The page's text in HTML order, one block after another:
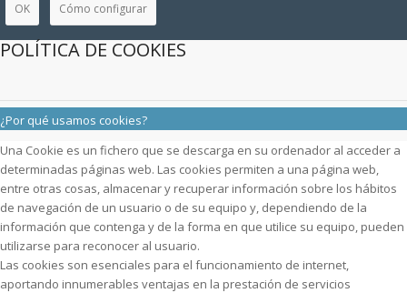
OK Cómo configurar
POLÍTICA DE COOKIES
¿Por qué usamos cookies?
Una Cookie es un fichero que se descarga en su ordenador al acceder a
determinadas páginas web. Las cookies permiten a una página web,
entre otras cosas, almacenar y recuperar información sobre los hábitos
de navegación de un usuario o de su equipo y, dependiendo de la
información que contenga y de la forma en que utilice su equipo, pueden
utilizarse para reconocer al usuario.
Las cookies son esenciales para el funcionamiento de internet,
aportando innumerables ventajas en la prestación de servicios